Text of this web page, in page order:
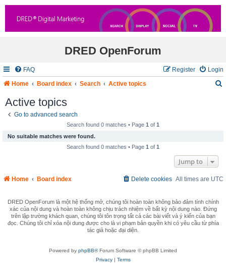
DRED OpenForum
FAQ Login
Register
Home
Board index Search Active topics
Active topics
Go to advanced search
Search found 0 matches • Page 1 of 1
No suitable matches were found.
Search found 0 matches • Page 1 of 1
Jump to
Home Board index All times are UTC
Delete cookies
DRED OpenForum là một hệ thống mở, chúng tôi hoàn toàn không bảo đảm tính chính
xác của nội dung và hoàn toàn không chịu trách nhiệm về bất kỳ nội dung nào. Đứng
trên lập trường khách quan, chúng tôi tôn trọng tất cả các bài viết và ý kiến của bạn
đọc. Chúng tôi chỉ xóa nội dung được cho là vi phạm bản quyền khi có yêu cầu từ phía
tác giả hoặc đại diện.
Powered by phpBB®Forum Software © phpBB Limited
Privacy| Terms